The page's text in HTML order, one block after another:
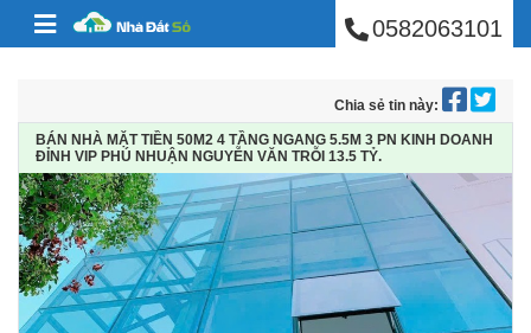
Skip to content BÁN NHÀ PHÚ0582063101
Chia sẻ tin này:
BÁN NHÀ MẶT TIỀN 50M2 4 TẦNG NGANG 5.5M 3 PN KINH DOANH
ĐỈNH VIP PHÚ NHUẬN NGUYỄN VĂN TRỖI 13.5 TỶ.